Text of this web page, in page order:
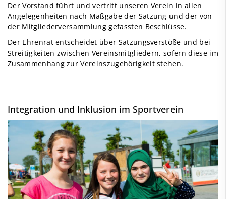
Der Vorstand führt und vertritt unseren Verein in allen
Angelegenheiten nach Maßgabe der Satzung und der von
der Mitgliederversammlung gefassten Beschlüsse.
Der Ehrenrat entscheidet über Satzungsverstöße und bei
Streitigkeiten zwischen Vereinsmitglie­dern, sofern diese im
Zusammenhang zur Vereinszugehörigkeit stehen.
Integration und Inklusion im Sportverein